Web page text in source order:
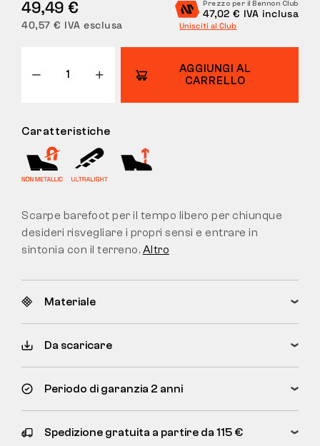
49,49 €
40,57 € IVA esclusa
Prezzo per il Bennon Club
47,02 € IVA inclusa
Unisciti al Club
AGGIUNGI AL
CARRELLO
Caratteristiche
Scarpe barefoot per il tempo libero per chiunque
desideri risvegliare i propri sensi e entrare in
sintonia con il terreno. Altro
Materiale
Da scaricare
Periodo di garanzia 2 anni
Spedizione gratuita a partire da 115 €